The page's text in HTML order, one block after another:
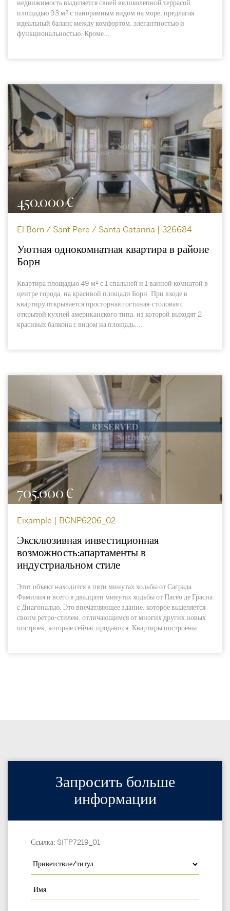
недвижимость выделяется своей великолепной террасой
площадью 93 м² с панорамным видом на море, предлагая
идеальный баланс между комфортом, элегантностью и
функциональностью. Кроме...
450.000 €
El Born / Sant Pere / Santa Catarina | 326684
Уютная однокомнатная квартира в районе
Борн
Квартира площадью 49 м² с 1 спальней и 1 ванной комнатой в
центре города, на красивой площади Борн. При входе в
квартиру открывается просторная гостиная-столовая с
открытой кухней американского типа, из которой выходят 2
красивых балкона с видом на площадь,...
705.000 €
Eixample | BCNP6206_02
Эксклюзивная инвестиционная
возможность:апартаменты в
индустриальном стиле
Этот объект находится в пяти минутах ходьбы от Саграда
Фамилия и всего в двадцати минутах ходьбы от Пасео де Грасиа
с Диагональю. Это впечатляющее здание, которое выделяется
своим ретро-стилем, отличающимся от многих других новых
построек, которые сейчас продаются. Квартиры построены...
Запросить больше
информации
Ссылка: SITP7219_01